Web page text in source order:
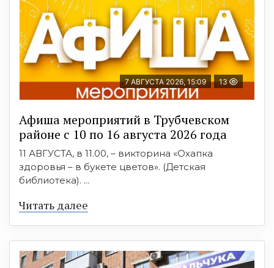
7 АВГУСТА 2026, 15:09 13
Афиша мероприятий в Трубчевском
районе с 10 по 16 августа 2026 года
11 АВГУСТА, в 11.00, – викторина «Охапка
здоровья – в букете цветов». (Детская
библиотека). ...
Читать далее